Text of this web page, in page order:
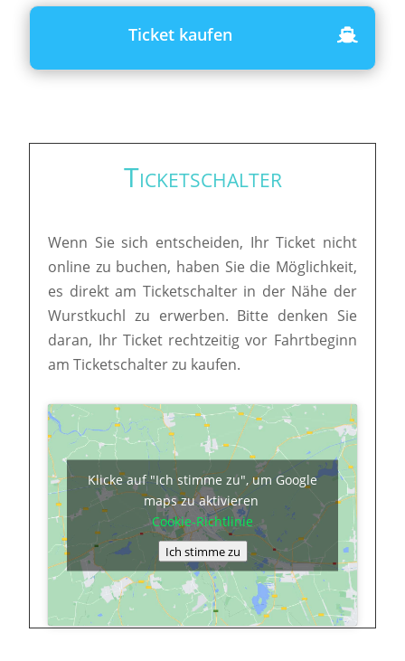
Ticket kaufen
Ticketschalter
Wenn Sie sich entscheiden, Ihr Ticket nicht
online zu buchen, haben Sie die Möglichkeit,
es direkt am Ticketschalter in der Nähe der
Wurstkuchl zu erwerben. Bitte denken Sie
daran, Ihr Ticket rechtzeitig vor Fahrtbeginn
am Ticketschalter zu kaufen.
Klicke auf "Ich stimme zu", um Google
maps zu aktivieren
Cookie-Richtlinie
Ich stimme zu